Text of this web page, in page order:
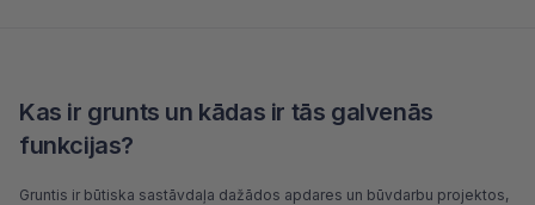
Kas ir grunts un kādas ir tās galvenās
funkcijas?
Gruntis ir būtiska sastāvdaļa dažādos apdares un būvdarbu projektos,